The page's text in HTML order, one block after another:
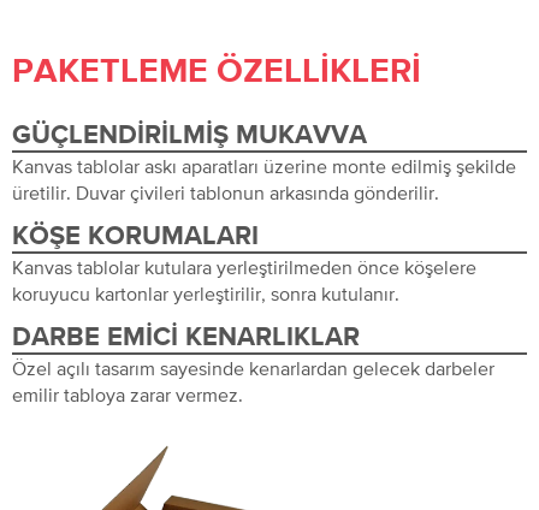
PAKETLEME ÖZELLIKLERI
GÜÇLENDIRILMIŞ MUKAVVA
Kanvas tablolar askı aparatları üzerine monte edilmiş şekilde
üretilir. Duvar çivileri tablonun arkasında gönderilir.
KÖŞE KORUMALARI
Kanvas tablolar kutulara yerleştirilmeden önce köşelere
koruyucu kartonlar yerleştirilir, sonra kutulanır.
DARBE EMICI KENARLIKLAR
Özel açılı tasarım sayesinde kenarlardan gelecek darbeler
emilir tabloya zarar vermez.